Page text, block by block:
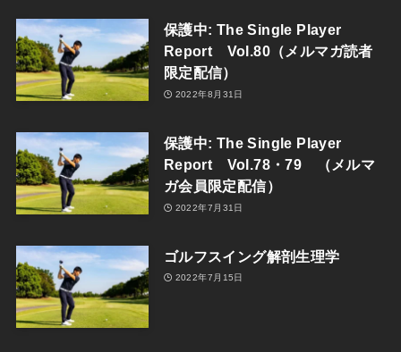
保護中: The Single Player
Report Vol.80（メルマガ読者
限定配信）
2022年8月31日
保護中: The Single Player
Report Vol.78・79 （メルマ
ガ会員限定配信）
2022年7月31日
ゴルフスイング解剖生理学
2022年7月15日